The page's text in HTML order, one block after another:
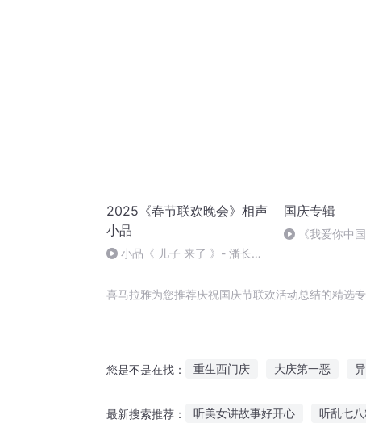
2025《春节联欢晚会》相声
小品
小品《 儿子 来了 》- 潘长江
国庆专辑
《我爱你中国
喜马拉雅为您推荐庆祝国庆节联欢活动总结的精选
您是不是在找： 重生西门庆 大庆第一恶
最新搜索推荐： 听美女讲故事好开心 听乱七